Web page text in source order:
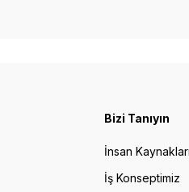
Bizi Tanıyın
İnsan Kaynakları
İş Konseptimiz